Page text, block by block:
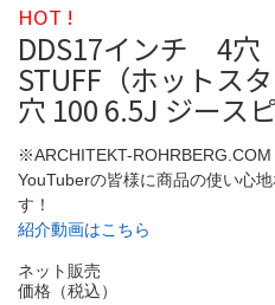
HOT !
DDS17インチ 4
STUFF（ホットス
穴 100 6.5J ジース
※ARCHITEKT-
YouTuberの皆様に商品の使い心
す！
紹介動画はこちら
ネット販売
価格（税込）